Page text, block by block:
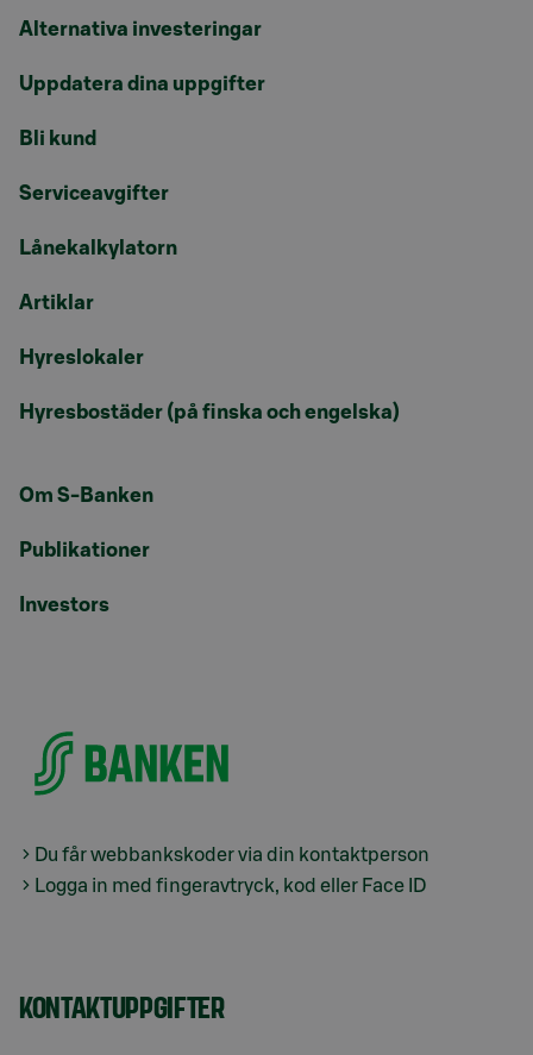
Alternativa investeringar
Uppdatera dina uppgifter
Bli kund
Serviceavgifter
Lånekalkylatorn
Artiklar
Hyreslokaler
Hyresbostäder (på finska och engelska)
Om S-Banken
Publikationer
Investors
Du får webbankskoder via din kontaktperson
Logga in med fingeravtryck, kod eller Face ID
KONTAKTUPPGIFTER